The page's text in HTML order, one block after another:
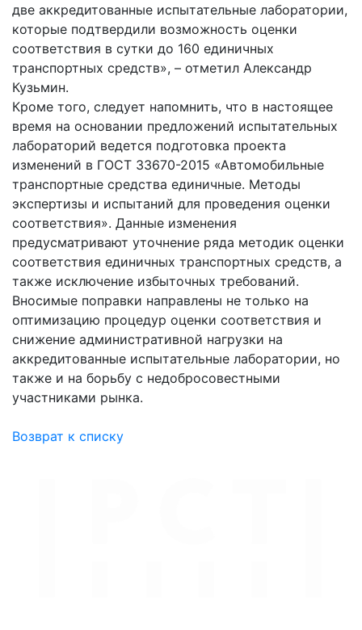
две аккредитованные испытательные лаборатории,
которые подтвердили возможность оценки
соответствия в сутки до 160 единичных
транспортных средств», – отметил Александр
Кузьмин.
Кроме того, следует напомнить, что в настоящее
время на основании предложений испытательных
лабораторий ведется подготовка проекта
изменений в ГОСТ 33670-2015 «Автомобильные
транспортные средства единичные. Методы
экспертизы и испытаний для проведения оценки
соответствия». Данные изменения
предусматривают уточнение ряда методик оценки
соответствия единичных транспортных средств, а
также исключение избыточных требований.
Вносимые поправки направлены не только на
оптимизацию процедур оценки соответствия и
снижение административной нагрузки на
аккредитованные испытательные лаборатории, но
также и на борьбу с недобросовестными
участниками рынка.
Возврат к списку